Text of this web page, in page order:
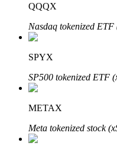
學習理財
QQQX
Nasdaq tokenized ETF
SPYX
SP500 tokenized ETF
METAX
Meta tokenized stock